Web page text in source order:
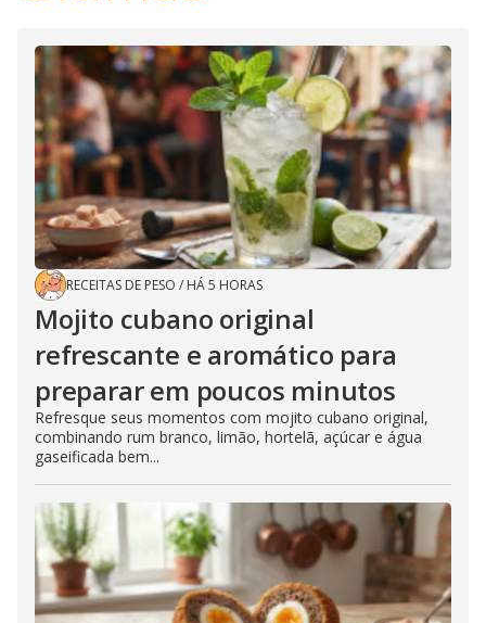
RECEITAS DE PESO / HÁ 5 HORAS
Mojito cubano original
refrescante e aromático para
preparar em poucos minutos
Refresque seus momentos com mojito cubano original,
combinando rum branco, limão, hortelã, açúcar e água
gaseificada bem...